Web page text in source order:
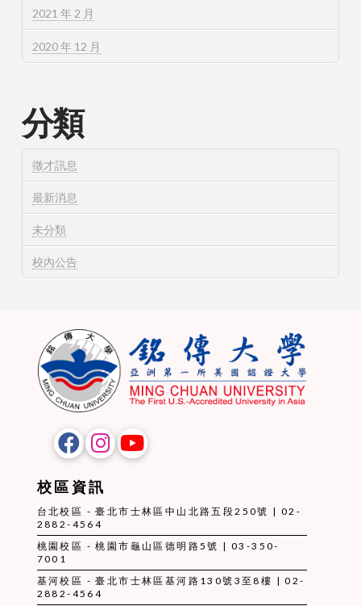
2021 年 2 月
2020 年 12 月
分類
徵才訊息
最新消息
未分類
校內公告
校區資訊
台北校區 - 臺北市士林區中山北路五段250號 | 02-
2882-4564
桃園校區 - 桃園市龜山區德明路5號 | 03-350-
7001
基河校區 - 臺北市士林區基河路130號3至8樓 | 02-
2882-4564